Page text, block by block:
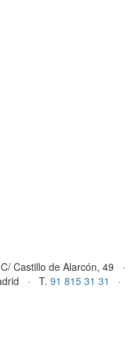
Castillo de Alarcón, 49 ·
· T. 91 815 31 31
·